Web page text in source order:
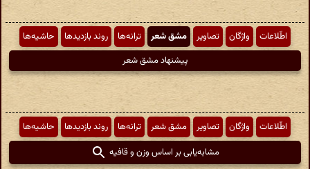
اطّلاعات واژگان تصاویر مشق شعر ترانه‌ها روند بازدیدها
حاشیه‌ها
پیشنهاد مشق شعر
اطّلاعات واژگان تصاویر مشق شعر ترانه‌ها روند بازدیدها
حاشیه‌ها
مشابه‌یابی بر اساس وزن و قافیه